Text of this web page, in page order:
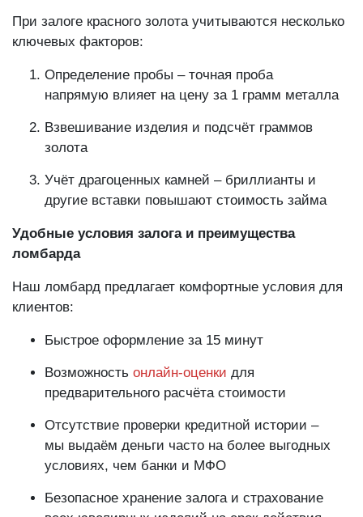
При залоге красного золота учитываются несколько
ключевых факторов:
Определение пробы – точная проба
напрямую влияет на цену за 1 грамм металла
Взвешивание изделия и подсчёт граммов
золота
Учёт драгоценных камней – бриллианты и
другие вставки повышают стоимость займа
Удобные условия залога и преимущества
ломбарда
Наш ломбард предлагает комфортные условия для
клиентов:
Быстрое оформление за 15 минут
Возможность онлайн-оценки для
предварительного расчёта стоимости
Отсутствие проверки кредитной истории –
мы выдаём деньги часто на более выгодных
условиях, чем банки и МФО
Безопасное хранение залога и страхование